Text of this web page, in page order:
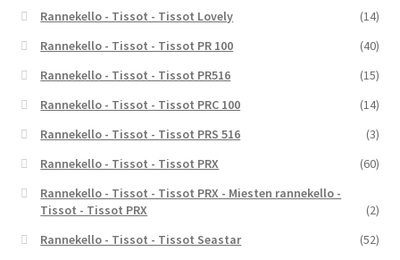
Rannekello - Tissot - Tissot Lovely
(14)
Rannekello - Tissot - Tissot PR 100
(40)
Rannekello - Tissot - Tissot PR516
(15)
Rannekello - Tissot - Tissot PRC 100
(14)
Rannekello - Tissot - Tissot PRS 516
(3)
Rannekello - Tissot - Tissot PRX
(60)
Rannekello - Tissot - Tissot PRX - Miesten rannekello -
Tissot - Tissot PRX
(2)
Rannekello - Tissot - Tissot Seastar
(52)